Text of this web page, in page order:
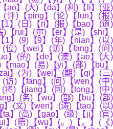
ao】(大)【da】(利)【li】(亚)
(评)【ping】(论)【lun】(报)
1】(日)【ri】(报)【bao】(道)
【rui】(尔)【er】(是)【shi】
1】(9)【9】(年)【nian】(以)
(位)【wei】(访)【fang】(问)
】(的)【de】(澳)【ao】(大)
mao】(易)【yi】(部)【bu】
】(为)【wei】(期)【qi】(三)
(访)【fang】(问)【wen】(中)
(将)【jiang】(同)【tong】(中)
】(务)【wu】(部)【bu】(部)
】(文)【wen】(涛)【tao】(以)
ta】(高)【gao】(级)【ji】(官)
】(晤)【wu】(。)【。】(《)